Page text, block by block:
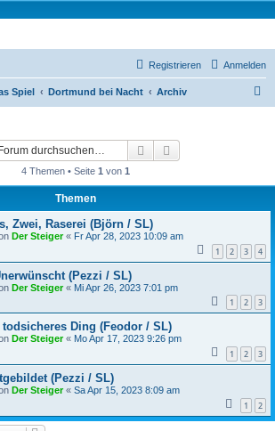
Anmelden
Registrieren
Spiel Dortmund bei Nacht Archiv
Suche
4 Themen • Seite 1 von 1
Themen
Zwei, Raserei (Björn / SL)
Der Steiger« Fr Apr 28, 2023 10:09 am
1 2 3 4
(Pezzi / SL)
Der Steiger« Mi Apr 26, 2023 7:01 pm
1 2 3
Ding (Feodor / SL)
Der Steiger« Mo Apr 17, 2023 9:26 pm
1 2 3
(Pezzi / SL)
Der Steiger« Sa Apr 15, 2023 8:09 am
1 2